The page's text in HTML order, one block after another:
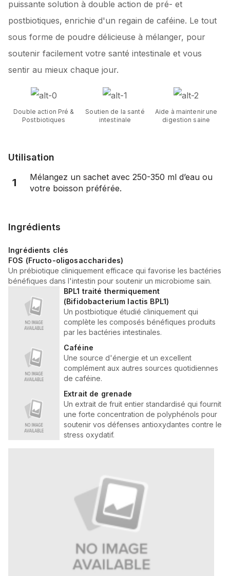
puissante solution à double action de pré- et
postbiotiques, enrichie d'un regain de caféine. Le tout
sous forme de poudre délicieuse à mélanger, pour
soutenir facilement votre santé intestinale et vous
sentir au mieux chaque jour.
Double action Pré &
Postbiotiques
Soutien de la santé
intestinale
Aide à maintenir une
digestion saine
Utilisation
1
Mélangez un sachet avec 250-350 ml d’eau ou
votre boisson préférée.
Ingrédients
Ingrédients clés
FOS (Fructo-oligosaccharides)
Un prébiotique cliniquement efficace qui favorise les bactéries
bénéfiques dans l'intestin pour soutenir un microbiome sain.
BPL1 traité thermiquement
(Bifidobacterium lactis BPL1)
Un postbiotique étudié cliniquement qui
complète les composés bénéfiques produits
par les bactéries intestinales.
Caféine
Une source d'énergie et un excellent
complément aux autres sources quotidiennes
de caféine.
Extrait de grenade
Un extrait de fruit entier standardisé qui fournit
une forte concentration de polyphénols pour
soutenir vos défenses antioxydantes contre le
stress oxydatif.